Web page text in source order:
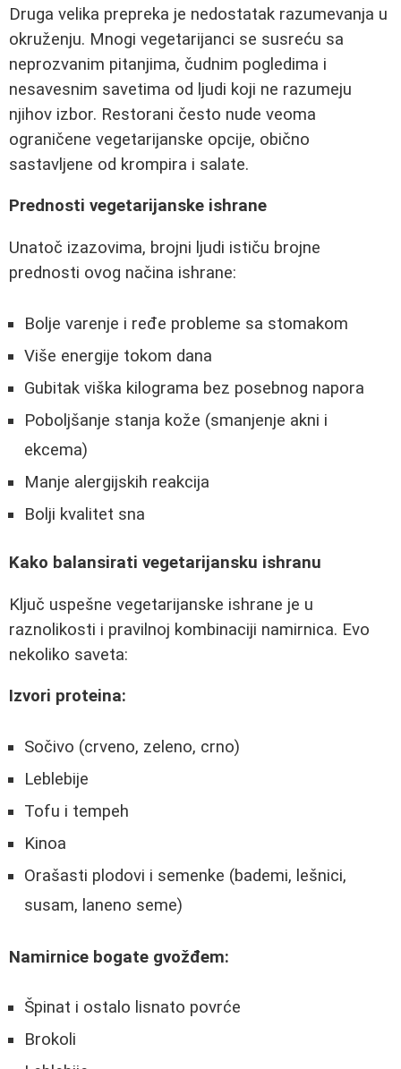
Druga velika prepreka je nedostatak razumevanja u
okruženju. Mnogi vegetarijanci se susreću sa
neprozvanim pitanjima, čudnim pogledima i
nesavesnim savetima od ljudi koji ne razumeju
njihov izbor. Restorani često nude veoma
ograničene vegetarijanske opcije, obično
sastavljene od krompira i salate.
Prednosti vegetarijanske ishrane
Unatoč izazovima, brojni ljudi ističu brojne
prednosti ovog načina ishrane:
Bolje varenje i ređe probleme sa stomakom
Više energije tokom dana
Gubitak viška kilograma bez posebnog napora
Poboljšanje stanja kože (smanjenje akni i
ekcema)
Manje alergijskih reakcija
Bolji kvalitet sna
Kako balansirati vegetarijansku ishranu
Ključ uspešne vegetarijanske ishrane je u
raznolikosti i pravilnoj kombinaciji namirnica. Evo
nekoliko saveta:
Izvori proteina:
Sočivo (crveno, zeleno, crno)
Leblebije
Tofu i tempeh
Kinoa
Orašasti plodovi i semenke (bademi, lešnici,
susam, laneno seme)
Namirnice bogate gvožđem:
Špinat i ostalo lisnato povrće
Brokoli